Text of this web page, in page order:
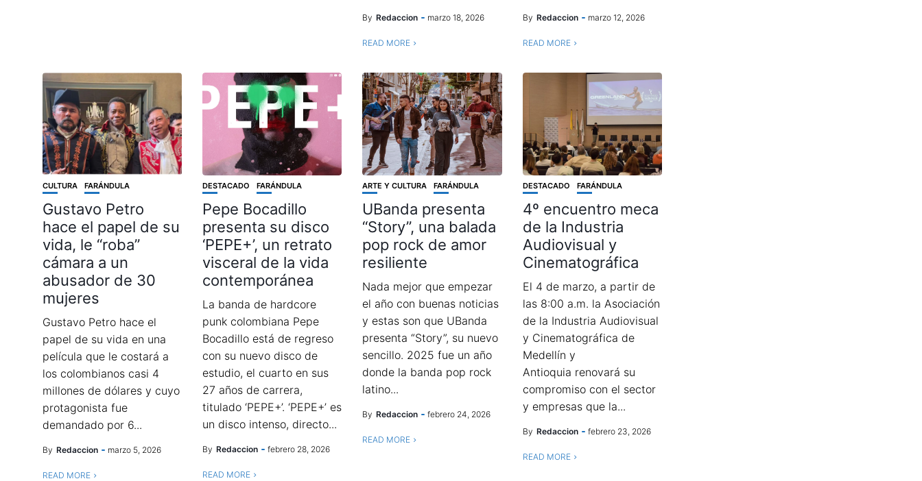
By Redaccion marzo 18, 2026
READ MORE
By Redaccion marzo 12, 2026
READ MORE
CULTURA FARÁNDULA
Gustavo Petro
hace el papel de su
vida, le “roba”
cámara a un
abusador de 30
mujeres
Gustavo Petro hace el
papel de su vida en una
película que le costará a
los colombianos casi 4
millones de dólares y cuyo
protagonista fue
demandado por 6...
By Redaccion marzo 5, 2026
READ MORE
DESTACADO FARÁNDULA
Pepe Bocadillo
presenta su disco
‘PEPE+’, un retrato
visceral de la vida
contemporánea
La banda de hardcore
punk colombiana Pepe
Bocadillo está de regreso
con su nuevo disco de
estudio, el cuarto en sus
27 años de carrera,
titulado ‘PEPE+’. ‘PEPE+’ es
un disco intenso, directo...
By Redaccion febrero 28, 2026
READ MORE
ARTE Y CULTURA FARÁNDULA
UBanda presenta
“Story”, una balada
pop rock de amor
resiliente
Nada mejor que empezar
el año con buenas noticias
y estas son que UBanda
presenta “Story”, su nuevo
sencillo. 2025 fue un año
donde la banda pop rock
latino...
By Redaccion febrero 24, 2026
READ MORE
DESTACADO FARÁNDULA
4º encuentro meca
de la Industria
Audiovisual y
Cinematográfica
El 4 de marzo, a partir de
las 8:00 a.m. la Asociación
de la Industria Audiovisual
y Cinematográfica de
Medellín y
Antioquia renovará su
compromiso con el sector
y empresas que la...
By Redaccion febrero 23, 2026
READ MORE